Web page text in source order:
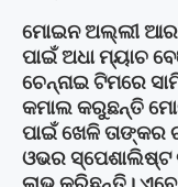
ମୋଇନ ଅଲ୍ଲୀ
ପାଇଁ ଅଧା ମ୍ୟାଚ
ଚେନ୍ନାଇ ଟିମରେ
କମାଲ କରୁଛନ୍ତି
ପାଇଁ ଖେଳି
ଓଭର ସ୍ପେଶାଲିଷ୍ଟ